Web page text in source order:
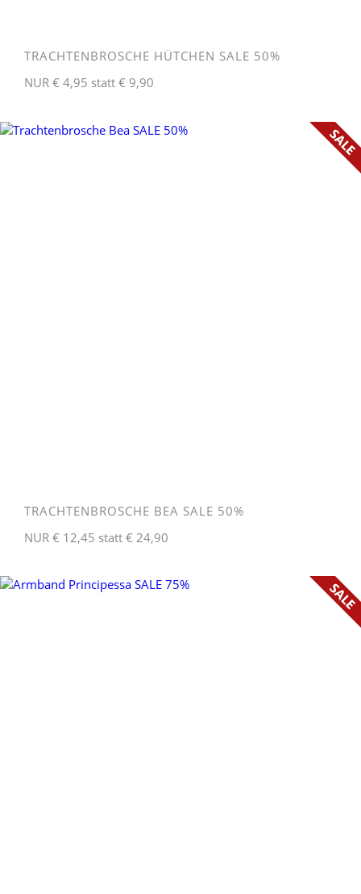
TRACHTENBROSCHE HÜTCHEN SALE 50%
NUR € 4,95 statt € 9,90
TRACHTENBROSCHE BEA SALE 50%
NUR € 12,45 statt € 24,90